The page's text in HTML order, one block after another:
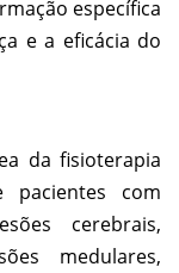
específica
e a eficácia do
da fisioterapia
com
cerebrais,
medulares,